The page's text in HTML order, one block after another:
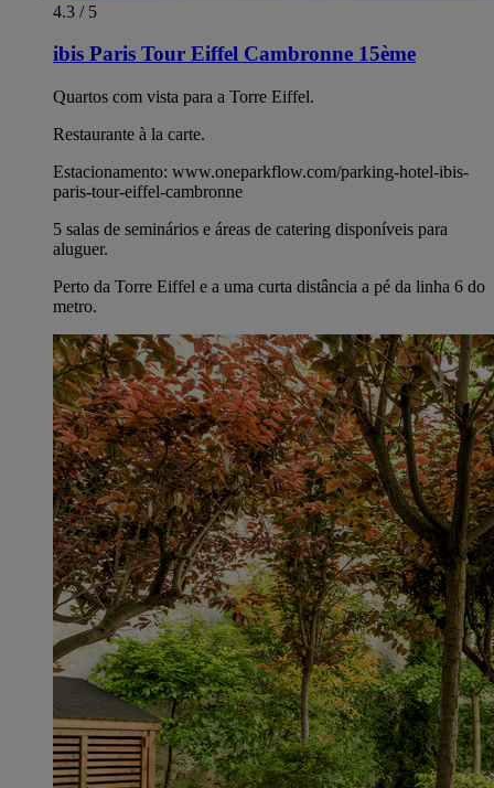
4.3 / 5
ibis Paris Tour Eiffel Cambronne 15ème
Quartos com vista para a Torre Eiffel.
Restaurante à la carte.
Estacionamento: www.oneparkflow.com/parking-hotel-ibis-
paris-tour-eiffel-cambronne
5 salas de seminários e áreas de catering disponíveis para
aluguer.
Perto da Torre Eiffel e a uma curta distância a pé da linha 6 do
metro.